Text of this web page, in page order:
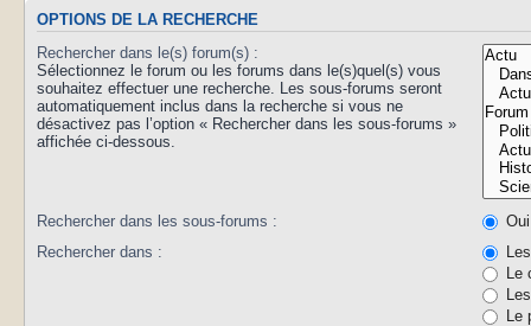
OPTIONS DE LA RECHERCHE
Rechercher dans le(s) forum(s) :
Sélectionnez le forum ou les forums dans le(s)quel(s) vous
souhaitez effectuer une recherche. Les sous-forums seront
automatiquement inclus dans la recherche si vous ne
désactivez pas l’option « Rechercher dans les sous-forums »
affichée ci-dessous.
Rechercher dans les sous-forums :
Oui
Rechercher dans :
Le
Le